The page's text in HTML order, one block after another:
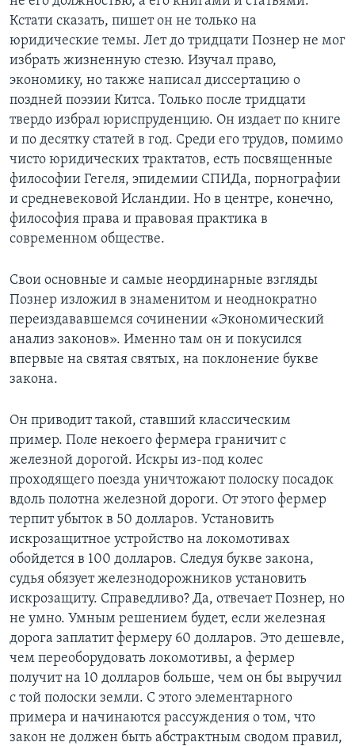
Кстати сказать, пишет он не только на
юридические темы. Лет до тридцати Познер не мог
избрать жизненную стезю. Изучал право,
экономику, но также написал диссертацию о
поздней поэзии Китса. Только после тридцати
твердо избрал юриспруденцию. Он издает по книге
и по десятку статей в год. Среди его трудов, помимо
чисто юридических трактатов, есть посвященные
философии Гегеля, эпидемии СПИДа, порнографии
и средневековой Исландии. Но в центре, конечно,
философия права и правовая практика в
современном обществе.
Свои основные и самые неординарные взгляды
Познер изложил в знаменитом и неоднократно
переиздававшемся сочинении «Экономический
анализ законов». Именно там он и покусился
впервые на святая святых, на поклонение букве
закона.
Он приводит такой, ставший классическим
пример. Поле некоего фермера граничит с
железной дорогой. Искры из-под колес
проходящего поезда уничтожают полоску посадок
вдоль полотна железной дороги. От этого фермер
терпит убыток в 50 долларов. Установить
искрозащитное устройство на локомотивах
обойдется в 100 долларов. Следуя букве закона,
судья обязует железнодорожников установить
искрозащиту. Справедливо? Да, отвечает Познер, но
не умно. Умным решением будет, если железная
дорога заплатит фермеру 60 долларов. Это дешевле,
чем переоборудовать локомотивы, а фермер
получит на 10 долларов больше, чем он бы выручил
с той полоски земли. С этого элементарного
примера и начинаются рассуждения о том, что
закон не должен быть абстрактным сводом правил,